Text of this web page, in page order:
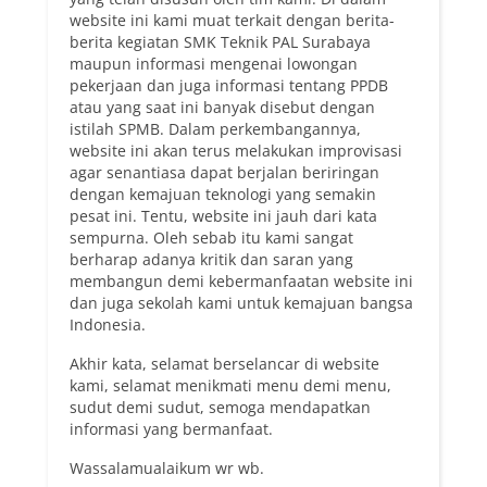
website ini kami muat terkait dengan berita-
berita kegiatan SMK Teknik PAL Surabaya
maupun informasi mengenai lowongan
pekerjaan dan juga informasi tentang PPDB
atau yang saat ini banyak disebut dengan
istilah SPMB. Dalam perkembangannya,
website ini akan terus melakukan improvisasi
agar senantiasa dapat berjalan beriringan
dengan kemajuan teknologi yang semakin
pesat ini. Tentu, website ini jauh dari kata
sempurna. Oleh sebab itu kami sangat
berharap adanya kritik dan saran yang
membangun demi kebermanfaatan website ini
dan juga sekolah kami untuk kemajuan bangsa
Indonesia.
Akhir kata, selamat berselancar di website
kami, selamat menikmati menu demi menu,
sudut demi sudut, semoga mendapatkan
informasi yang bermanfaat.
Wassalamualaikum wr wb.